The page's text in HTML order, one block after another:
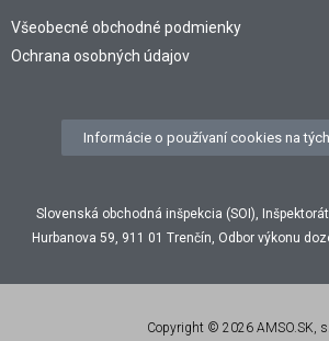
Všeobecné obchodné podmienky
Ochrana osobných údajov
Informácie o používaní cookies na
Slovenská obchodná inšpekcia (SOI),
Hurbanova 59, 911 01 Trenčín, Odbor výkonu
Copyright © 2026 AMSO.SK,